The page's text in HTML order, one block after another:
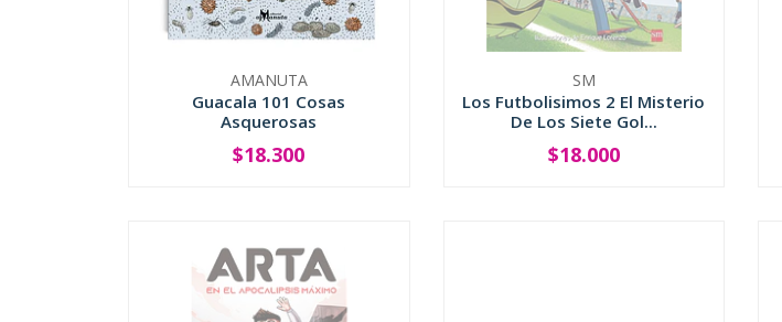
AMANUTA
Guacala 101 Cosas
Asquerosas
+
$18.300
SM
Los Futbolisimos 2 El Misterio
De Los Siete Gol...
SOLD OUT
$18.000